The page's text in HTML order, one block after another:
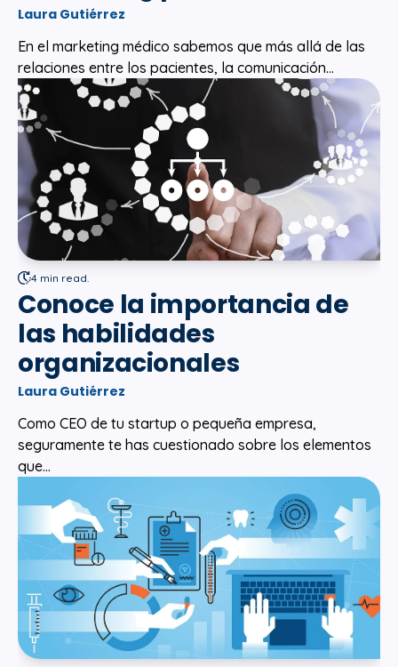
Laura Gutiérrez
En el marketing médico sabemos que más allá de las
relaciones entre los pacientes, la comunicación...
4 min read.
Conoce la importancia de
las habilidades
organizacionales
Laura Gutiérrez
Como CEO de tu startup o pequeña empresa,
seguramente te has cuestionado sobre los elementos
que...